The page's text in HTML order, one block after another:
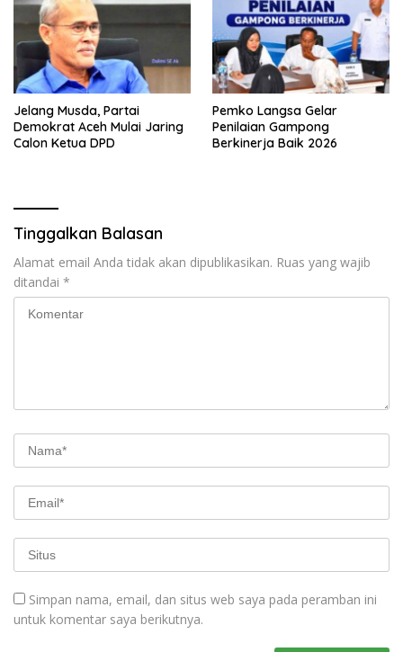
Jelang Musda, Partai
Demokrat Aceh Mulai Jaring
Calon Ketua DPD
Pemko Langsa Gelar
Penilaian Gampong
Berkinerja Baik 2026
Tinggalkan Balasan
Alamat email Anda tidak akan dipublikasikan. Ruas yang wajib
ditandai *
Simpan nama, email, dan situs web saya pada peramban ini
untuk komentar saya berikutnya.